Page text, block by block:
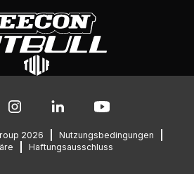
2026
Nutzungsbedingungen
Haftungsausschluss